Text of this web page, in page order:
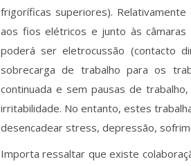
frigoríficas superiores).
aos fios elétricos e junto às câmaras
poderá ser eletrocussão (contacto
sobrecarga de trabalho para os
continuada e sem pausas de
irritabilidade. No entanto, estes
desencadear stress, depressão,
Importa ressaltar que existe